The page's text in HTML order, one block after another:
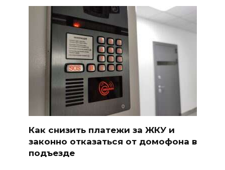
Как снизить платежи за ЖКУ и
законно отказаться от домофона в
подъезде